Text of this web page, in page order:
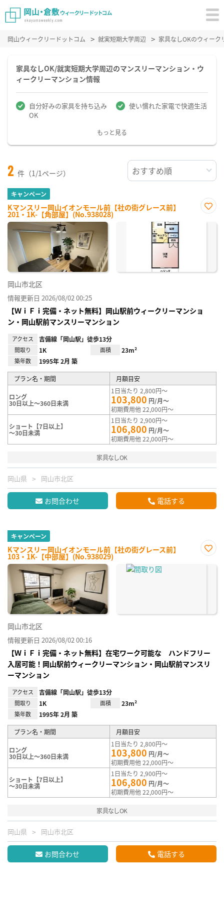
岡山ウィークリードットコム 就実短期大学周辺 家具なしOKのウィー
家具なしOK/就実短期大学周辺のマンスリーマンション・ウ
ィークリーマンション情報
自分好みの家具を持ち込み
OK
使い慣れた家電で快適生活
もっと見る
2 件（1/1ページ）
キャンペーン
Kマンスリー岡山イオンモール前【社の街グレース前】
201・1K-【角部屋】(No.938028)
に入
岡山市北区
情報更新日 2026/08/02 00:25
【ＷｉＦｉ完備・ネット無料】岡山駅前ウィークリーマンショ
ン・岡山駅前マンスリーマンション
アクセス 吉備線「岡山駅」徒歩13分
間取り 1K 面積 23m²
築年数 1995年 2月 築
プラン名・期間 月額目安
ロング
30日以上～360日未満
1日当たり 2,800円～
103,800 円/月～
初期費用他 22,000円～
ショート【7日以上】
～30日未満
1日当たり 2,900円～
106,800 円/月～
初期費用他 22,000円～
家具なしOK
岡山県 岡山市北区
お問合わせ 電話する
キャンペーン
Kマンスリー岡山イオンモール前【社の街グレース前】
103・1K-【中部屋】(No.938029)
に入
岡山市北区
情報更新日 2026/08/02 00:16
【ＷｉＦｉ完備・ネット無料】在宅ワーク可能な ハンドフリー
入居可能！岡山駅前ウィークリーマンション・岡山駅前マンスリ
ーマンション
アクセス 吉備線「岡山駅」徒歩13分
間取り 1K 面積 23m²
築年数 1995年 2月 築
プラン名・期間 月額目安
ロング
30日以上～360日未満
1日当たり 2,800円～
103,800 円/月～
初期費用他 22,000円～
ショート【7日以上】
～30日未満
1日当たり 2,900円～
106,800 円/月～
初期費用他 22,000円～
家具なしOK
岡山県 岡山市北区
お問合わせ 電話する